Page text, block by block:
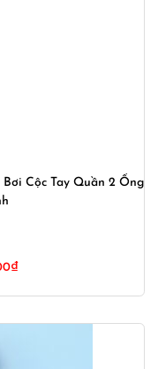
Cộc Tay Quần 2 Ống
₫Giá
là: